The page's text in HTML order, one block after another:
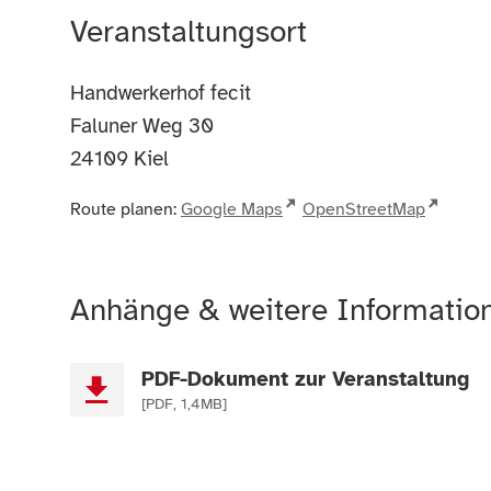
Veranstaltungsort
Handwerkerhof fecit
Faluner Weg 30
24109 Kiel
Route planen: Google Maps OpenStreetMap
Anhänge & weitere
PDF-Dokument zur Veranstaltung
[PDF, 1,4MB]